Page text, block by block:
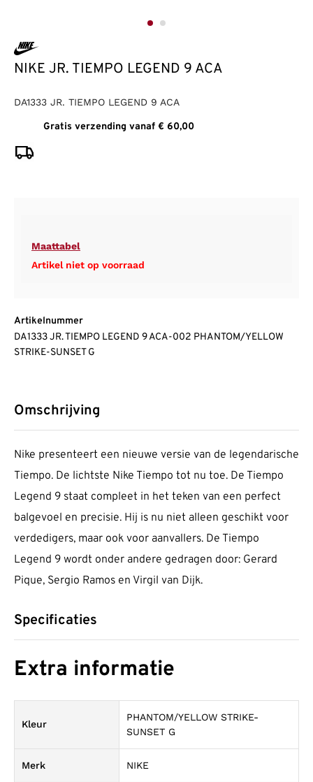
NIKE JR. TIEMPO LEGEND 9 ACA
DA1333 JR. TIEMPO LEGEND 9 ACA
Gratis verzending vanaf € 60,00
Maattabel
Artikel niet op voorraad
Artikelnummer
DA1333 JR. TIEMPO LEGEND 9 ACA-002 PHANTOM/YELLOW
STRIKE-SUNSET G
Omschrijving
Nike presenteert een nieuwe versie van de legendarische
Tiempo. De lichtste Nike Tiempo tot nu toe. De Tiempo
Legend 9 staat compleet in het teken van een perfect
balgevoel en precisie. Hij is nu niet alleen geschikt voor
verdedigers, maar ook voor aanvallers. De Tiempo
Legend 9 wordt onder andere gedragen door: Gerard
Pique, Sergio Ramos en Virgil van Dijk.
Specificaties
Extra informatie
Kleur
PHANTOM/YELLOW STRIKE-
SUNSET G
Merk NIKE